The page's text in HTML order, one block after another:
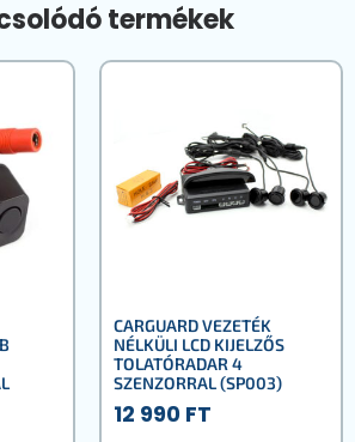
termékek
CARGUARD VEZETÉK
NÉLKÜLI LCD KIJELZŐS
TOLATÓRADAR 4
SZENZORRAL (SP003)
12 990 FT